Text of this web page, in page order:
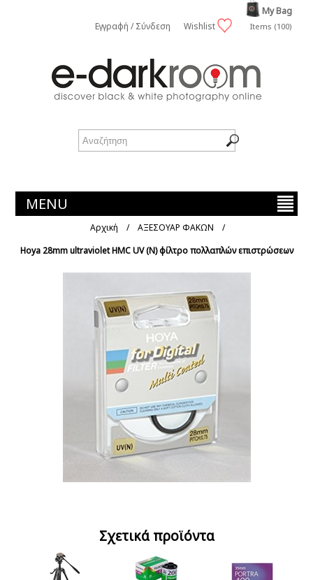
Εγγραφή / Σύνδεση Wishlist
My Bag
Items (100)
MENU
Αρχική / ΑΞΕΣΟΥΑΡ ΦΑΚΩΝ
/
Hoya 28mm ultraviolet HMC UV (N) φίλτρο πολλαπλών επιστρώσεων
Σχετικά προϊόντα